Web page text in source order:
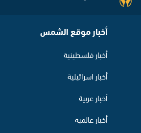
أخبار موقع الشمس
أخبار فلسطينية
أخبار اسرائيلية
أخبار عربية
أخبار عالمية